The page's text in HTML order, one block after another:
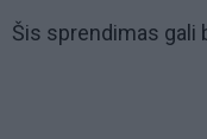
Šis sprendimas gali